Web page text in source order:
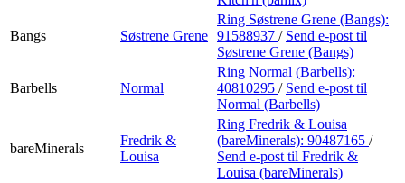
Bangs Søstrene Grene
Ring Søstrene Grene (Bangs):
91588937 / Send e-post til
Søstrene Grene (Bangs)
Barbells Normal
Ring Normal (Barbells):
40810295 / Send e-post til
Normal (Barbells)
bareMinerals
Fredrik &
Louisa
Ring Fredrik & Louisa
(bareMinerals): 90487165 /
Send e-post til Fredrik &
Louisa (bareMinerals)